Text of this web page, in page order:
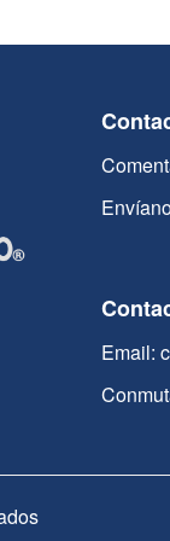
Email: